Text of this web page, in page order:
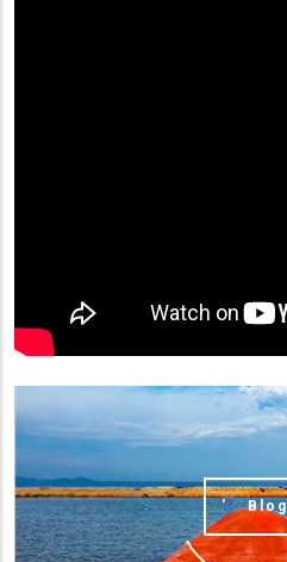
Blog